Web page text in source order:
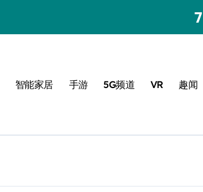
7
智能家居 手游 5G频道 VR 趣闻